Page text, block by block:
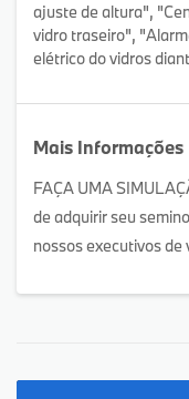
ajuste de altura",
vidro traseiro",
elétrico do vidros
Mais Informações
FAÇA UMA
de adquirir seu
nossos executivos